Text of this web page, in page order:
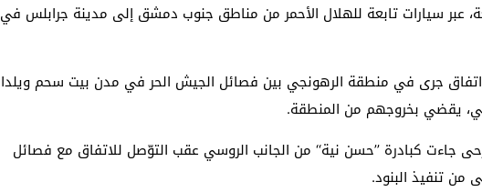
عبر سيارات تابعة للهلال الأحمر من مناطق جنوب دمشق إلى مدينة جرابلس في
جرى في منطقة الرهونجي بين فصائل الجيش الحر في مدن بيت سحم ويلدا
يقضي بخروجهم من المنطقة.
جاءت كبادرة ’’حسن نية‘‘ من الجانب الروسي عقب التوّصل للاتفاق مع فصائل
من تنفيذ البنود.